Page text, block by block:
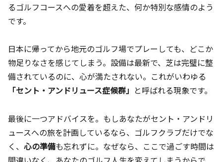
るゴルフコースへの愛着を超えた、何か特別な感情のよう
です。
日本に帰ってから地元のゴルフ場でプレーしても、どこか
物足りなさを感じてしまう。設備は最新で、芝は完璧に整
備されているのに、心が満たされない。これがいわゆる
「セント・アンドリュース症候群」 と呼ばれる現象です。
最後に一つアドバイスを。もしあなたがセント・アンドリ
ュースへの旅を計画しているなら、ゴルフクラブだけでな
く、 心の準備も忘れずに。なぜなら、ここで過ごす時間は